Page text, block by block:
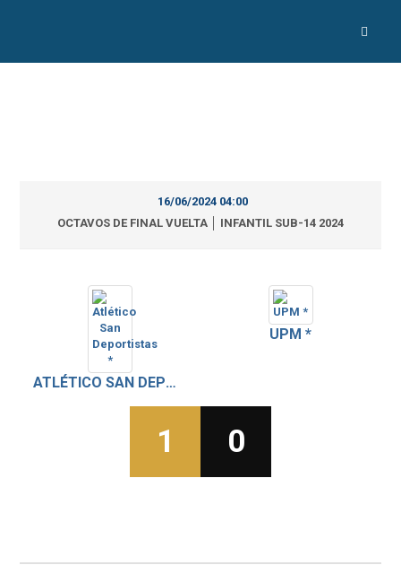
16/06/2024 04:00
OCTAVOS DE FINAL VUELTA │ INFANTIL SUB-14 2024
ATLÉTICO SAN DEPORTISTAS *
UPM *
1 0